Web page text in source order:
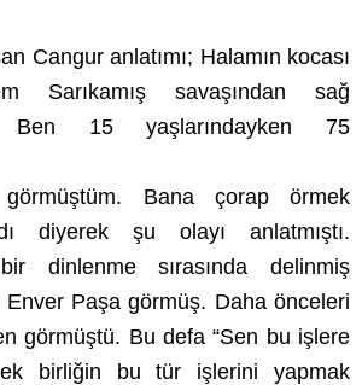
Cangur anlatımı; Halamın kocası
Sarıkamış savaşından sağ
Ben 15 yaşlarındayken 75
Bana çorap örmek
diyerek şu olayı anlatmıştı.
dinlenme sırasında delinmiş
Enver Paşa görmüş. Daha önceleri
görmüştü. Bu defa “Sen bu işlere
birliğin bu tür işlerini yapmak